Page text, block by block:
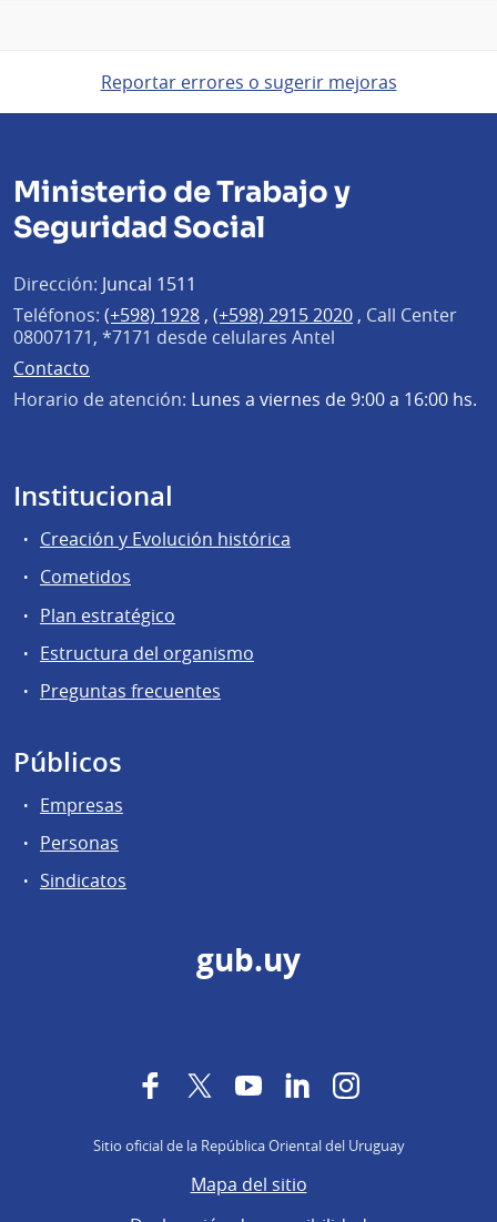
Reportar errores o sugerir mejoras
Ministerio de Trabajo y
Seguridad Social
Dirección: Juncal 1511
Teléfonos: (+598) 1928 , (+598) 2915 2020 , Call Center
08007171, *7171 desde celulares Antel
Contacto
Horario de atención: Lunes a viernes de 9:00 a 16:00 hs.
Institucional
Creación y Evolución histórica
Cometidos
Plan estratégico
Estructura del organismo
Preguntas frecuentes
Públicos
Empresas
Personas
Sindicatos
gub.uy
FacebookTwitterYouTubeLinkedInInstagram
Sitio oficial de la República Oriental del Uruguay
Mapa del sitio